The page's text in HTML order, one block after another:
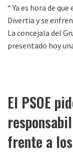
“ Ya es hora de
Divertia y se
La concejala del
presentado hoy
El PSOE
frente a